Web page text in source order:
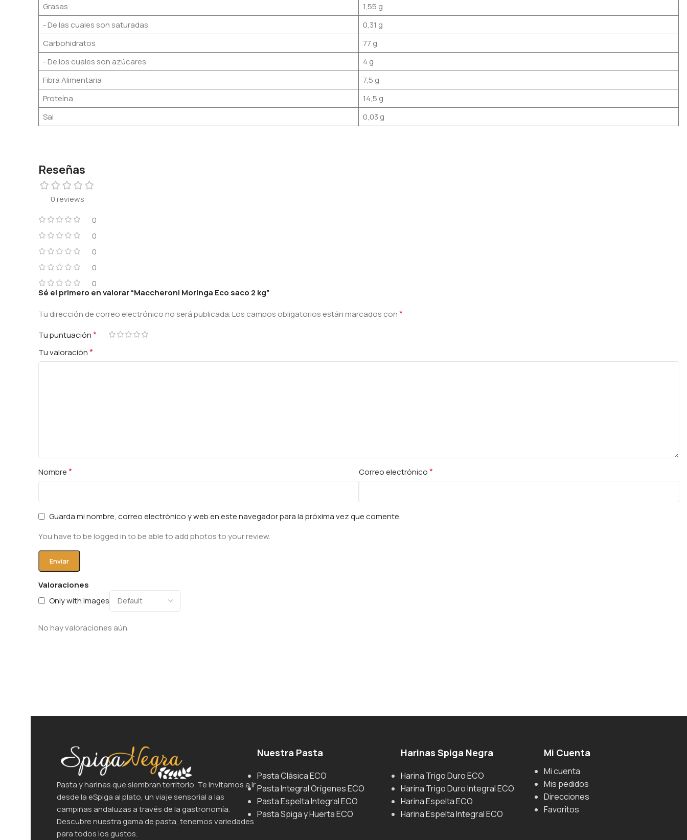
Grasas
1,55 g
- De las cuales son saturadas
0,31 g
Carbohidratos
77 g
- De los cuales son azúcares
4 g
Fibra Alimentaria
7,5 g
Proteína
14,5 g
Sal
0,03 g
Reseñas
0 reviews
0
0
0
0
0
Valoraciones
Only with images
No hay valoraciones aún.
Sé el primero en valorar “Maccheroni Moringa Eco saco 2 kg”
Tu dirección de correo electrónico no será publicada.Los campos obligatorios están marcados con*
Tu puntuación*
Tu valoración*
Nombre* Correo electrónico*
Guarda mi nombre, correo electrónico y web en este navegador para la próxima vez que comente.
You have to be logged in to be able to add photos to your review.
Alternative:
Pasta y harinas que siembran territorio. Te invitamos a ir
desde la eSpiga al plato, un viaje sensorial a las
campiñas andaluzas a través de la gastronomía.
Descubre nuestra gama de pasta, tenemos variedades
para todos los gustos.
Nuestra Pasta
Pasta Clásica ECO
Pasta Integral Orígenes ECO
Pasta Espelta Integral ECO
Pasta Spiga y Huerta ECO
Harinas Spiga Negra
Harina Trigo Duro ECO
Harina Trigo Duro Integral ECO
Harina Espelta ECO
Harina Espelta Integral ECO
Mi Cuenta
Mi cuenta
Mis pedidos
Direcciones
Favoritos